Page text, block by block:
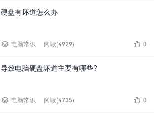
硬盘有坏道怎么办
 电脑常识 阅读(4929)  0
导致电脑硬盘坏道主要有哪些?
 电脑常识 阅读(4735)  0